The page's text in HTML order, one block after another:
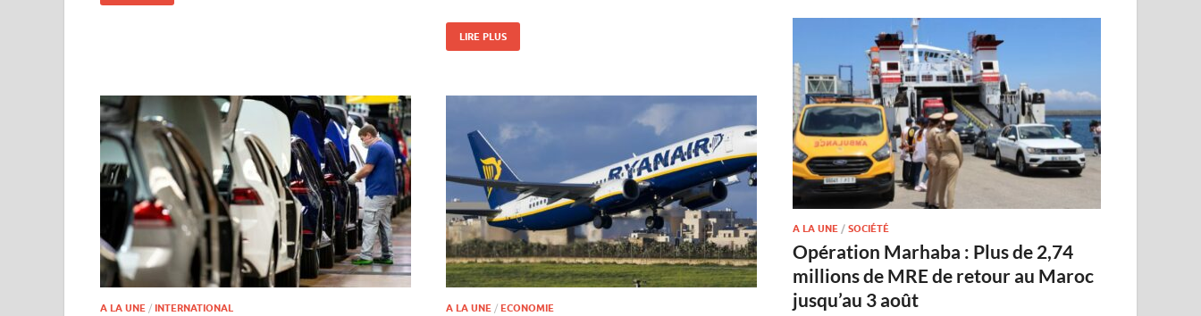
LIRE PLUS
A LA UNE / INTERNATIONAL A LA UNE / ECONOMIE
A LA UNE /SOCIÉTÉ
Opération Marhaba : Plus de 2,74
millions de MRE de retour au Maroc
jusqu’au 3 août